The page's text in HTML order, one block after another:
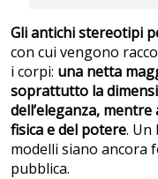
Gli antichi stereotipi
con cui vengono
i corpi: una netta
soprattutto la
dell’eleganza,
fisica e del potere. Un
modelli siano ancora
pubblica.